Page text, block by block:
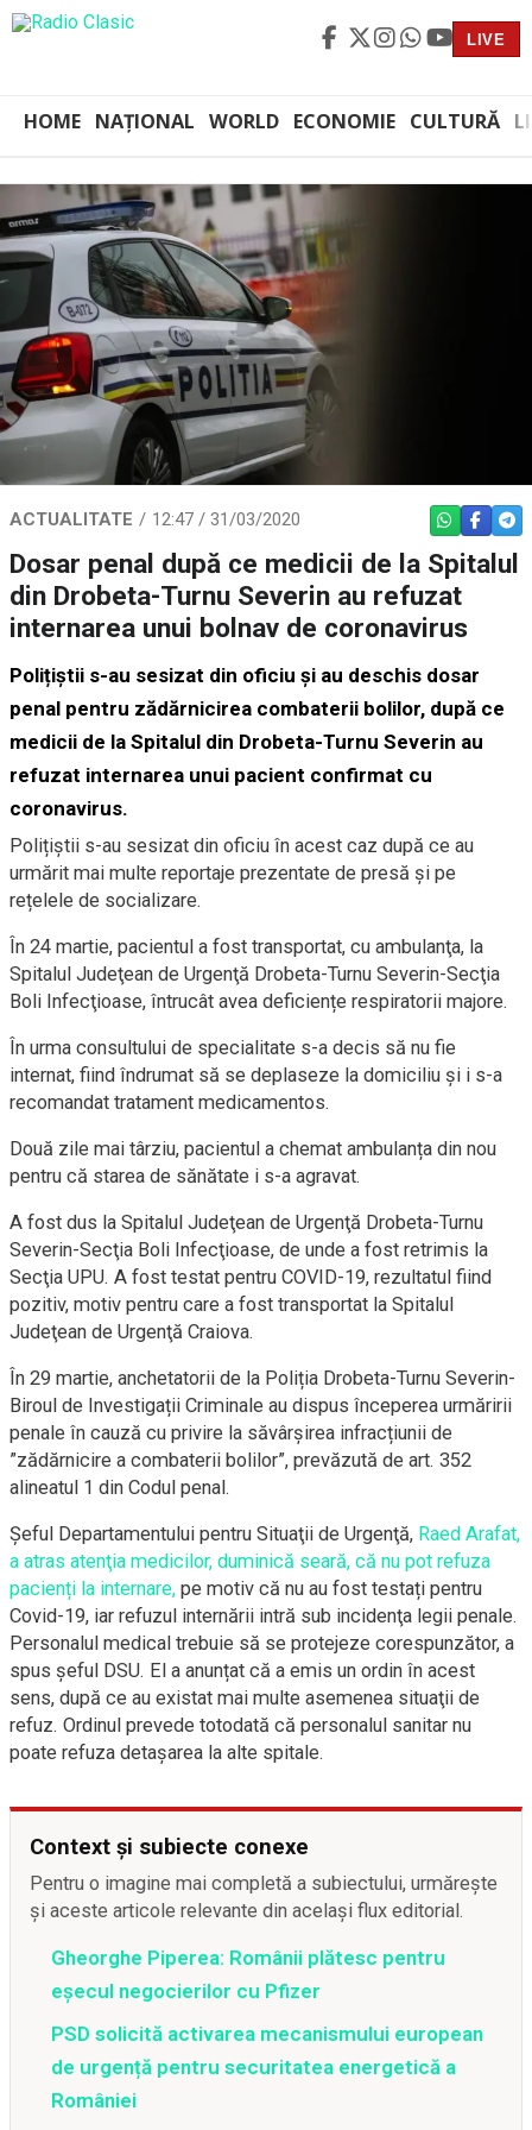
LIVE
HOME NAȚIONAL WORLD ECONOMIE CULTURĂ
ACTUALITATE 12:47 / 31/03/2020 WHATSAPP
Dosar penal după ce medicii de la Spitalul
din Drobeta-Turnu Severin au refuzat
internarea unui bolnav de coronavirus
Polițiștii s-au sesizat din oficiu și au deschis dosar
penal pentru zădărnicirea combaterii bolilor, după ce
medicii de la Spitalul din Drobeta-Turnu Severin au
refuzat internarea unui pacient confirmat cu
coronavirus.
Polițiștii s-au sesizat din oficiu în acest caz după ce au
urmărit mai multe reportaje prezentate de presă și pe
rețelele de socializare.
În 24 martie, pacientul a fost transportat, cu ambulanţa, la
Spitalul Judeţean de Urgenţă Drobeta-Turnu Severin-Secţia
Boli Infecţioase, întrucât avea deficiențe respiratorii majore.
În urma consultului de specialitate s-a decis să nu fie
internat, fiind îndrumat să se deplaseze la domiciliu şi i s-a
recomandat tratament medicamentos.
Două zile mai târziu, pacientul a chemat ambulanța din nou
pentru că starea de sănătate i s-a agravat.
A fost dus la Spitalul Judeţean de Urgenţă Drobeta-Turnu
Severin-Secţia Boli Infecţioase, de unde a fost retrimis la
Secţia UPU. A fost testat pentru COVID-19, rezultatul fiind
pozitiv, motiv pentru care a fost transportat la Spitalul
Judeţean de Urgenţă Craiova.
În 29 martie, anchetatorii de la Poliția Drobeta-Turnu Severin-
Biroul de Investigații Criminale au dispus începerea urmăririi
penale în cauză cu privire la săvârșirea infracțiunii de
”zădărnicire a combaterii bolilor”, prevăzută de art. 352
alineatul 1 din Codul penal.
Şeful Departamentului pentru Situaţii de Urgenţă, Raed Arafat,
a atras atenţia medicilor, duminică seară, că nu pot refuza
pacienți la internare, pe motiv că nu au fost testați pentru
Covid-19, iar refuzul internării intră sub incidenţa legii penale.
Personalul medical trebuie să se protejeze corespunzător, a
spus șeful DSU. El a anunțat că a emis un ordin în acest
sens, după ce au existat mai multe asemenea situaţii de
refuz. Ordinul prevede totodată că personalul sanitar nu
poate refuza detaşarea la alte spitale.
Context și subiecte conexe
Pentru o imagine mai completă a subiectului, urmărește
și aceste articole relevante din același flux editorial.
Gheorghe Piperea: Românii plătesc pentru
eșecul negocierilor cu Pfizer
PSD solicită activarea mecanismului european
de urgență pentru securitatea energetică a
României